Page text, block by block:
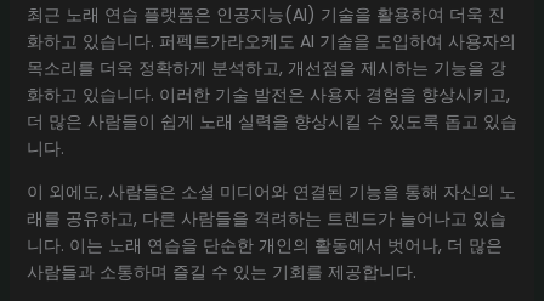
최근 노래 연습 플랫폼은 인공지능(AI) 기술을 활용하여 더욱 진
화하고 있습니다. 퍼펙트가라오케도 AI 기술을 도입하여 사용자의
목소리를 더욱 정확하게 분석하고, 개선점을 제시하는 기능을 강
화하고 있습니다. 이러한 기술 발전은 사용자 경험을 향상시키고,
더 많은 사람들이 쉽게 노래 실력을 향상시킬 수 있도록 돕고 있습
니다.
이 외에도, 사람들은 소셜 미디어와 연결된 기능을 통해 자신의 노
래를 공유하고, 다른 사람들을 격려하는 트렌드가 늘어나고 있습
니다. 이는 노래 연습을 단순한 개인의 활동에서 벗어나, 더 많은
사람들과 소통하며 즐길 수 있는 기회를 제공합니다.